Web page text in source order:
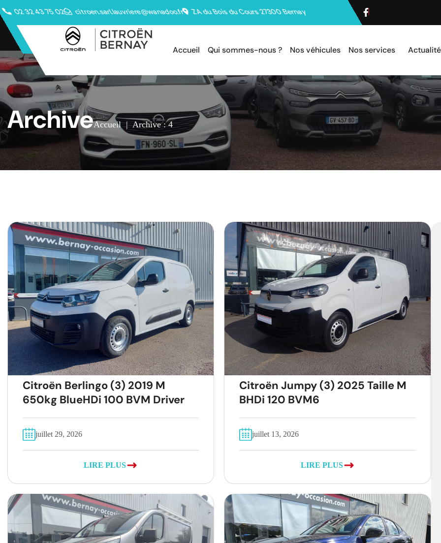
02 32 43 75 02 citroen.sarl.lauvriere@wanadoo.fr ZA du Bois du Cours 27300 Bernay
Accueil Qui sommes-nous ? Nos véhicules Nos services
ArchiveAccueil | Archive : 4
Citroën Berlingo (3) 2019 M
650kg BlueHDi 100 BVM Driver
juillet 29, 2026
LIRE PLUS
Citroën Jumpy (3) 2025 Taille M
BHDi 120 BVM6
juillet 13, 2026
LIRE PLUS